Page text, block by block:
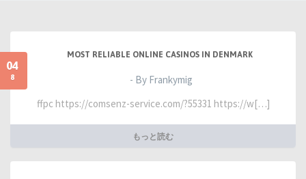
04
8
MOST RELIABLE ONLINE CASINOS IN DENMARK
- By Frankymig
ffpc https://comsenz-service.com/?55331 https://w[…]
もっと読む